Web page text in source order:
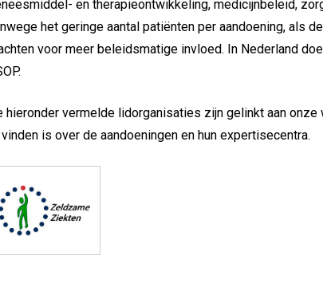
en therapieontwikkeling, medicijnbeleid,
het geringe aantal patiënten per aandoening, als
voor meer beleidsmatige invloed. In Nederland
hieronder vermelde lidorganisaties zijn gelinkt aan
is over de aandoeningen en hun expertisecentra.